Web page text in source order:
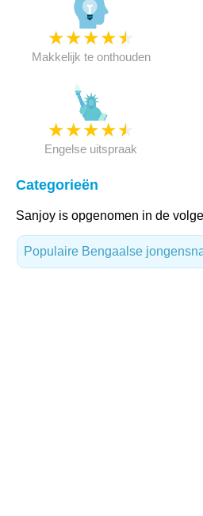
★★★★★
Makkelijk te onthouden
★★★★★
Engelse uitspraak
Categorieën
Sanjoy is opgenomen in de
Populaire Bengaalse